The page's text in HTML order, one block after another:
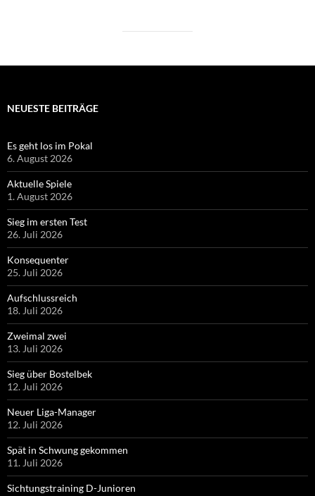
NEUESTE BEITRÄGE
Es geht los im Pokal
6. August 2026
Aktuelle Spiele
1. August 2026
Sieg im ersten Test
26. Juli 2026
Konsequenter
25. Juli 2026
Aufschlussreich
18. Juli 2026
Zweimal zwei
13. Juli 2026
Sieg über Bostelbek
12. Juli 2026
Neuer Liga-Manager
12. Juli 2026
Spät in Schwung gekommen
11. Juli 2026
Sichtungstraining D-Junioren